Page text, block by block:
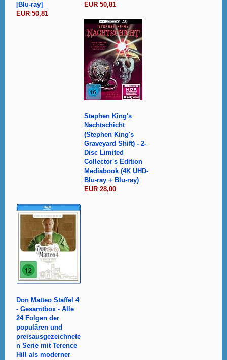
[Blu-ray]
EUR 50,81
EUR 50,81
Stephen King's
Nachtschicht
(Stephen King's
Graveyard Shift) - 2-
Disc Limited
Collector's Edition
Mediabook (4K UHD-
Blu-ray + Blu-ray)
EUR 28,00
Don Matteo Staffel 4
- Gesamtbox - Alle
24 Folgen der
populären und
preisausgezeichnete
n Serie mit Terence
Hill als moderner